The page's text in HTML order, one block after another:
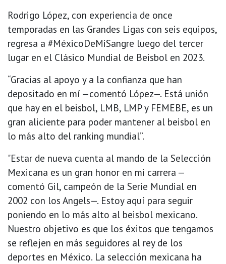
Rodrigo López, con experiencia de once
temporadas en las Grandes Ligas con seis equipos,
regresa a #MéxicoDeMiSangre luego del tercer
lugar en el Clásico Mundial de Beisbol en 2023.
“Gracias al apoyo y a la confianza que han
depositado en mí —comentó López—. Está unión
que hay en el beisbol, LMB, LMP y FEMEBE, es un
gran aliciente para poder mantener al beisbol en
lo más alto del ranking mundial”.
"Estar de nueva cuenta al mando de la Selección
Mexicana es un gran honor en mi carrera —
comentó Gil, campeón de la Serie Mundial en
2002 con los Angels—. Estoy aquí para seguir
poniendo en lo más alto al beisbol mexicano.
Nuestro objetivo es que los éxitos que tengamos
se reflejen en más seguidores al rey de los
deportes en México. La selección mexicana ha